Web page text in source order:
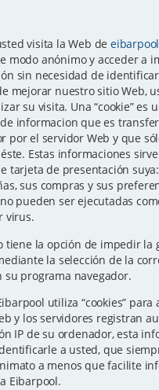
visita la Web de
modo anónimo y acceder a
sin necesidad de
mejorar nuestro sitio Web,
su visita. Una “cookie” es
informacion que es
por el servidor Web y que
Estas informaciones
tarjeta de presentación
sus compras y sus
no pueden ser ejecutadas
virus.
tiene la opción de impedir la
la selección de la
su programa navegador.
utiliza “cookies” para
y los servidores registran
IP de su ordenador, esta
a usted, que
a menos que facilite
Eibarpool.